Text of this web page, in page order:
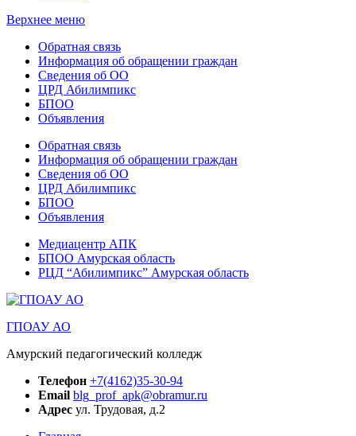
Верхнее меню
Обратная связь
Информация об обращении граждан
Сведения об ОО
ЦРД Абилимпикс
БПОО
Объявления
Обратная связь
Информация об обращении граждан
Сведения об ОО
ЦРД Абилимпикс
БПОО
Объявления
Медиацентр АПК
БПОО Амурская область
РЦД “Абилимпикс” Амурская область
ГПОАУ АО
Амурский педагогический колледж
Телефон +7(4162)35-30-94
Email blg_prof_apk@obramur.ru
Адрес ул. Трудовая, д.2